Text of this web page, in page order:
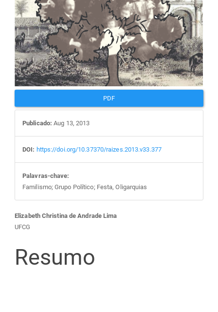
PDF
Publicado: Aug 13, 2013
DOI: https://doi.org/10.37370/raizes.2013.v33.377
Palavras-chave:
Familismo; Grupo Político; Festa, Oligarquias
Conteúdo
do
artigo
Elizabeth Christina de Andrade Lima
UFCG
Resumo